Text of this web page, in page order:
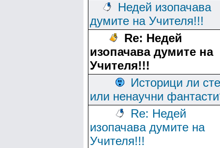
Недей изопачава
думите на Учителя!!!
Re: Недей
изопачава думите на
Учителя!!!
Историци ли сте
или ненаучни
Re: Недей
изопачава думите на
Учителя!!!